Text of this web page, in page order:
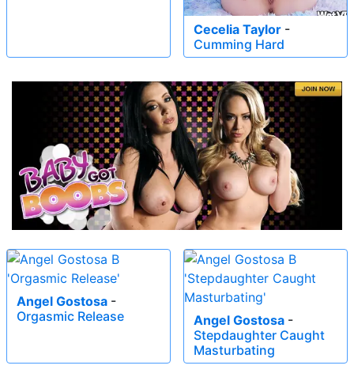
Cecelia Taylor -
Cumming Hard
Angel Gostosa -
Orgasmic Release
Angel Gostosa -
Stepdaughter Caught
Masturbating